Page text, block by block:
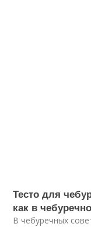
Тесто для
как в
В чебуречных